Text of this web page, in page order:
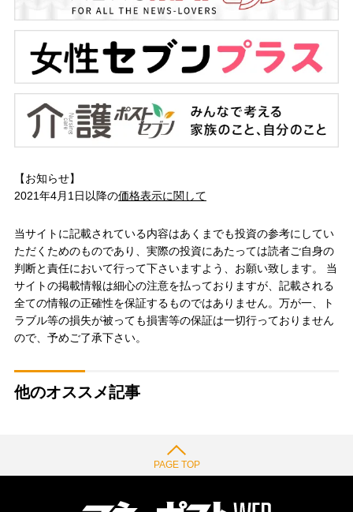
【お知らせ】
2021年4月1日以降の価格表示に関して
当サイトに記載されている内容はあくまでも投資の参考にしてい
ただくためのものであり、実際の投資にあたっては読者ご自身の
判断と責任において行って下さいますよう、お願い致します。 当
サイトの掲載情報は細心の注意を払っておりますが、記載される
全ての情報の正確性を保証するものではありません。万が一、ト
ラブル等の損失が被っても損害等の保証は一切行っておりません
ので、予めご了承下さい。
他のオススメ記事
PAGE TOP